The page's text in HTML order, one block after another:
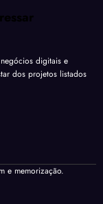
digitais e
dos projetos listados
e memorização.